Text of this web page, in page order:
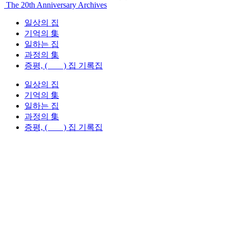
The 20th Anniversary Archives
일상의 집
기억의 集
일하는 집
과정의 集
증평, ( ) 집 기록집
일상의 집
기억의 集
일하는 집
과정의 集
증평, ( ) 집 기록집